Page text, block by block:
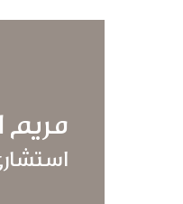
مريم